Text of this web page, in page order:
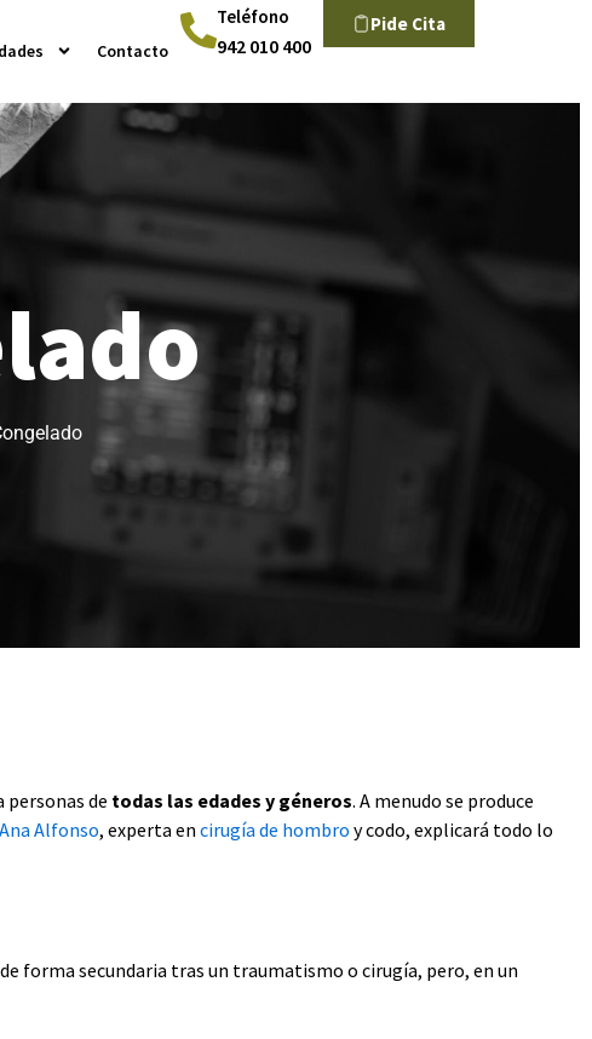
Contacto
Teléfono
942 010 400
Pide Cita
personas de todas las edades y géneros. A menudo se produce
Alfonso, experta en cirugía de hombro y codo, explicará todo lo
forma secundaria tras un traumatismo o cirugía, pero, en un